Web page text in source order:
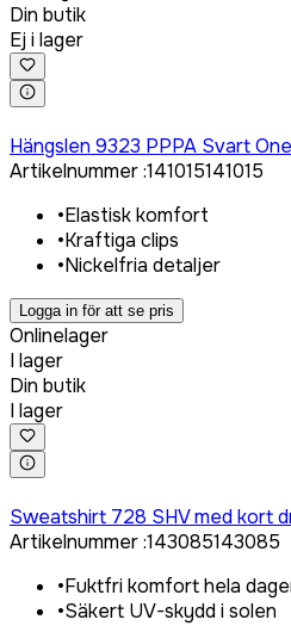
Din butik
Ej i lager
Hängslen 9323 PPPA Svart
Artikelnummer:141015141015
•Elastisk komfort
•Kraftiga clips
•Nickelfria detaljer
Logga in för att se pris
Onlinelager
I lager
Din butik
I lager
Sweatshirt 728 SHV med kort
Artikelnummer:143085143085
•Fuktfri komfort hela
•Säkert UV-skydd i solen